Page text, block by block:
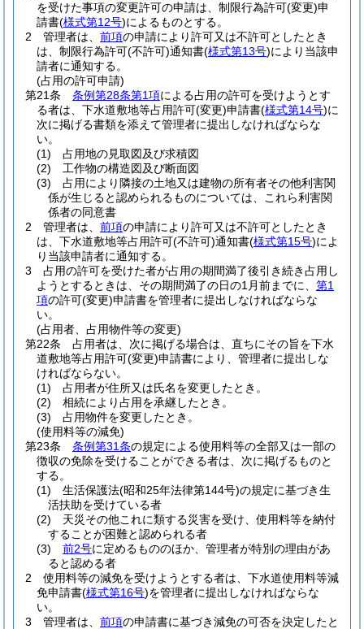
を受けた事項の変更許可の申請は、制限行為許可(変更)申
請書(様式第12号)によるものとする。
2
管理者は、 前項の申請により許可又は不許可としたとき
は、制限行為許可(不許可)通知書(様式第13号)により当該申
請者に通知する。
(占用の許可申請)
第21条
条例第28条第1項による占用の許可を受けようとす
る者は、下水道敷地等占用許可(変更)申請書(様式第14号)に
次に掲げる書類を添えて管理者に提出しなければならな
い。
(1)
占用地の見取図及び求積図
(2)
工作物の構造図及び断面図
(3)
占用により隣接の土地又は建物の所有者その他利害関
係が生じると認められるものについては、これら利害関
係者の同意書
2
管理者は、 前項の申請により許可又は不許可としたとき
は、下水道敷地等占用許可(不許可)通知書(様式第15号)によ
り当該申請者に通知する。
3
占用の許可を受けた者が占用の期間満了後引き続き占用し
ようとするときは、その期間満了の日の1月前までに、 第1
項の許可(変更)申請書を管理者に提出しなければならな
い。
(占用者、占用物件等の変更)
第22条
占用者は、次に掲げる場合は、直ちにその旨を下水
道敷地等占用許可(変更)申請書により、管理者に提出しな
ければならない。
(1)
占用者が住所又は氏名を変更したとき。
(2)
相続により占用を承継したとき。
(3)
占用物件を変更したとき。
(使用料等の減免)
第23条
条例第31条の規定による使用料等の全部又は一部の
徴収の免除を受けることができる者は、次に掲げるものと
する。
(1)
生活保護法(昭和25年法律第144号)の規定に基づき生
活扶助を受けている者
(2)
天災その他これに類する災害を受け、使用料等を納付
することが困難と認められる者
(3)
前2号に定めるもののほか、管理者が特別の理由があ
ると認める者
2
使用料等の減免を受けようとする者は、下水道使用料等減
免申請書(様式第16号)を管理者に提出しなければならな
い。
3
管理者は、 前項の申請書に基づき減免の可否を決定したと